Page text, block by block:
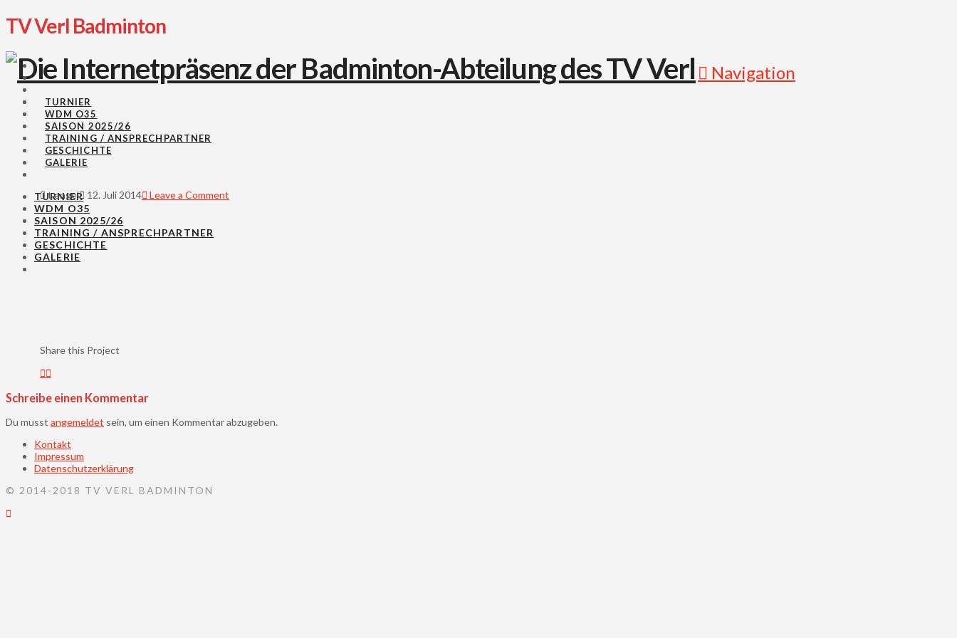
TV Verl Badminton
Navigation
TURNIER
WDM O35
SAISON 2025/26
TRAINING / ANSPRECHPARTNER
GESCHICHTE
GALERIE
TURNIER
WDM O35
SAISON 2025/26
TRAINING / ANSPRECHPARTNER
GESCHICHTE
GALERIE
t.engel 12. Juli 2014 Leave a Comment
Share this Project
Schreibe einen Kommentar
Du musst angemeldet sein, um einen Kommentar abzugeben.
Kontakt
Impressum
Datenschutzerklärung
© 2014-2018 TV VERL BADMINTON